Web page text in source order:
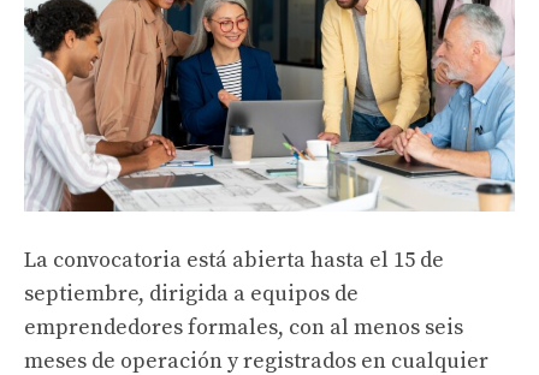
La convocatoria está abierta hasta el 15 de
septiembre, dirigida a equipos de
emprendedores formales, con al menos seis
meses de operación y registrados en cualquier